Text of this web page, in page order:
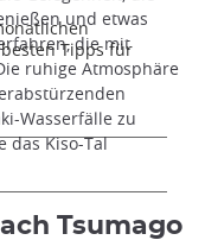
und etwas
die mit
ruhige Atmosphäre
Wasserfälle zu
das Kiso-Tal
Tsumago